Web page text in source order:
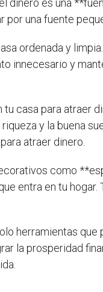
dinero es una
una fuente
ordenada y
innecesario y
casa para atraer
y la buena
atraer dinero.
como
entra en tu
herramientas
la prosperidad